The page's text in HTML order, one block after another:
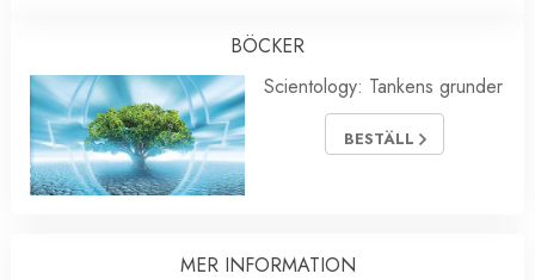
BÖCKER
Scientology: Tankens grunder
BESTÄLL
MER INFORMATION